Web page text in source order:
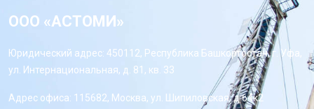
ООО «АСТОМИ»
Юридический адрес: 450112, Республика Башкортостан, г. Уфа,
ул. Интернациональная, д. 81, кв. 33
Адрес офиса: 115682, Москва, ул. Шипиловская, д 64к2